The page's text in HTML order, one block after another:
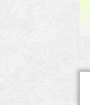
跳至主內容區
花蓮縣
導覽列